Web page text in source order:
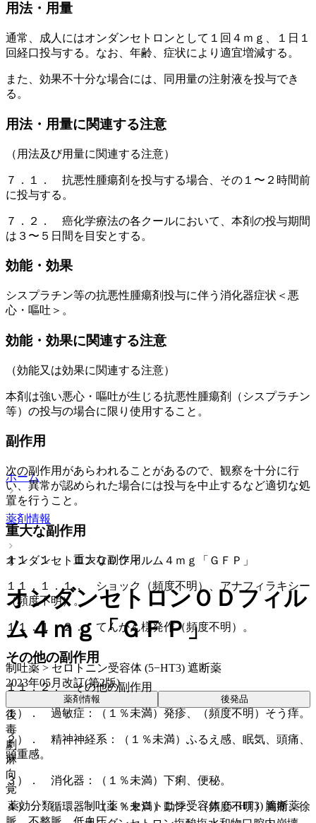
用法・用量
通常、成人にはオンダンセトロンとして１回４ｍｇ、１日１
回経口投与する。なお、年齢、症状により適宜増減する。
また、効果不十分な場合には、同用量の注射液を投与でき
る。
用法・用量に関連する注意
（用法及び用量に関連する注意）
７．１． 抗悪性腫瘍剤を投与する場合、その１〜２時間前
に投与する。
７．２． 癌化学療法の各クールにおいて、本剤の投与期間
は３〜５日間を目安とする。
効能・効果
シスプラチン等の抗悪性腫瘍剤投与に伴う消化器症状＜悪
心・嘔吐＞。
効能・効果に関連する注意
（効能又は効果に関連する注意）
本剤は強い悪心・嘔吐が生じる抗悪性腫瘍剤（シスプラチン
等）の投与の場合に限り使用すること。
副作用
次の副作用があらわれることがあるので、観察を十分に行
い、異常が認められた場合には投与を中止するなど適切な処
置を行うこと。
重大な副作用
１１．１． 重大な副作用
１１．１．１． ショック（頻度不明）、アナフィラキシー
（頻度不明）。
１１．１．２． てんかん様発作（頻度不明）。
その他の副作用
１１．２． その他の副作用
１）． 過敏症：（１％未満）発疹、（頻度不明）そう痒。
２）． 精神神経系：（１％未満）ふるえ感、眠気、頭痛、
頭重感。
３）． 消化器：（１％未満）下痢、便秘。
４）． 循環器：（１％未満）動悸、（頻度不明）胸痛、徐
ホーム
薬剤情報
オンダンセトロンＯＤフィルム４ｍｇ「ＧＦＰ」
オンダンセトロンＯＤフィル
ム４ｍｇ「ＧＦＰ」
制吐薬 > セロトニン受容体 (5−HT3) 遮断薬
2023年05月改訂(第2版)
薬剤情報 後発品
後
毒
劇
麻
向
覚
薬効分類
制吐薬 > セロトニン受容体 (5−HT3) 遮断薬